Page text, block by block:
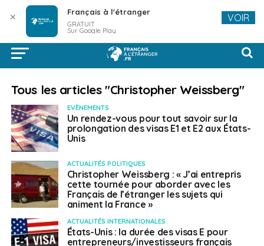
Tous les articles "Christopher Weissberg"
EVÈNEMENTS
Un rendez-vous pour tout savoir sur la
prolongation des visas E1 et E2 aux États-
Unis
ACTUALITÉS POLITIQUES
Christopher Weissberg : « J’ai entrepris
cette tournée pour aborder avec les
Français de l’étranger les sujets qui
animent la France »
ACTUALITÉS INTERNATIONALES
États-Unis : la durée des visas E pour
entrepreneurs/investisseurs français
✕ Français à l'étranger
GRATUIT
Sur Google Play
VOIR